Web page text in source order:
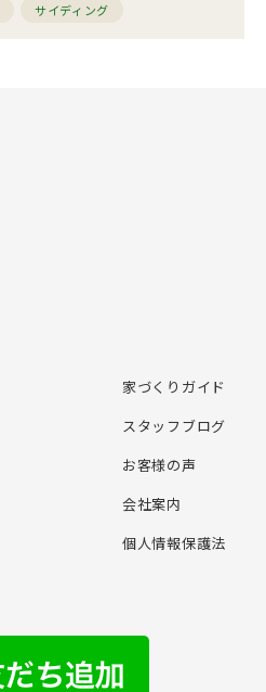
サイディング
家づくりガイド
スタッフブログ
お客様の声
会社案内
個⼈情報保護法